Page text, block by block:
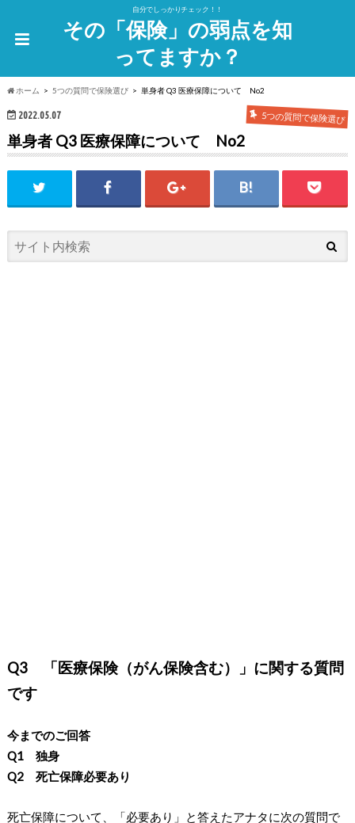
自分でしっかりチェック！！
その「保険」の弱点を知
ってますか？
ホーム 5つの質問で保険選び 単身者 Q3 医療保障について No2
2022.05.07 5つの質問で保険選び
単身者 Q3 医療保障について No2
Q3 「医療保険（がん保険含む）」に関する質問
です
今までのご回答
Q1 独身
Q2 死亡保障必要あり
死亡保障について、「必要あり」と答えたアナタに次の質問で